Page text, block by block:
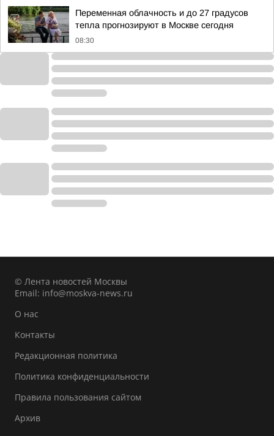
Переменная облачность и до 27 градусов
тепла прогнозируют в Москве сегодня
08:30
© Лента новостей Москвы
Email: info@moskva-news.ru
О нас
Контакты
Редакционная политика
Политика конфиденциальности
Правила пользования сайтом
Архив